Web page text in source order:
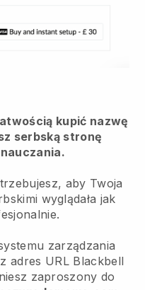
kupić nazwę
serbską stronę
aby Twoja
wyglądała jak
zarządzania
adres URL Blackbell
zaproszony do